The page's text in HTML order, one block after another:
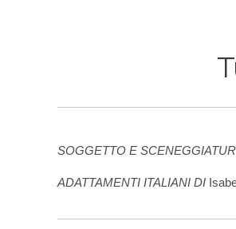
SOGGETTO E
ADATTAMENTI ITALIANI DI